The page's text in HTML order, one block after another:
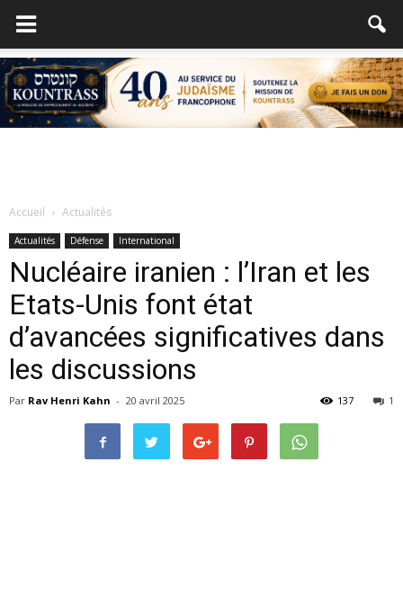
Accueil Actualités
Actualités Défense International
Nucléaire iranien : l’Iran et les
Etats-Unis font état
d’avancées significatives dans
les discussions
Par Rav Henri Kahn - 20 avril 2025 1
137